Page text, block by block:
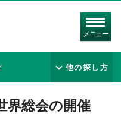
メニュー
他の探し方
界総会の開催